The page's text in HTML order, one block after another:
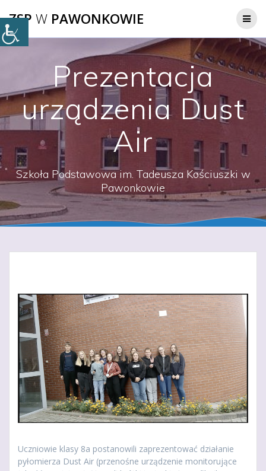
do
ZSP W PAWONKOWIE
Prezentacja
urządzenia Dust
Air
Szkoła Podstawowa im. Tadeusza Kościuszki w
Pawonkowie
Uczniowie klasy 8a postanowili zaprezentować działanie
pyłomierza Dust Air (przenośne urządzenie monitorujące